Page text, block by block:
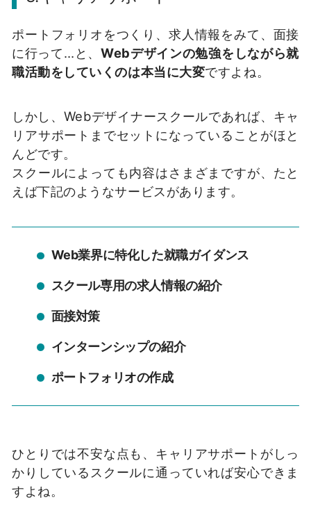
ポートフォリオをつくり、求人情報をみて、面接
に行って…と、Webデザインの勉強をしながら就
職活動をしていくのは本当に大変ですよね。
しかし、Webデザイナースクールであれば、キャ
リアサポートまでセットになっていることがほと
んどです。
スクールによっても内容はさまざまですが、たと
えば下記のようなサービスがあります。
Web業界に特化した就職ガイダンス
スクール専用の求人情報の紹介
面接対策
インターンシップの紹介
ポートフォリオの作成
ひとりでは不安な点も、キャリアサポートがしっ
かりしているスクールに通っていれば安心できま
すよね。